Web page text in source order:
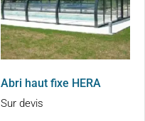
Abri haut fixe HERA
Sur devis